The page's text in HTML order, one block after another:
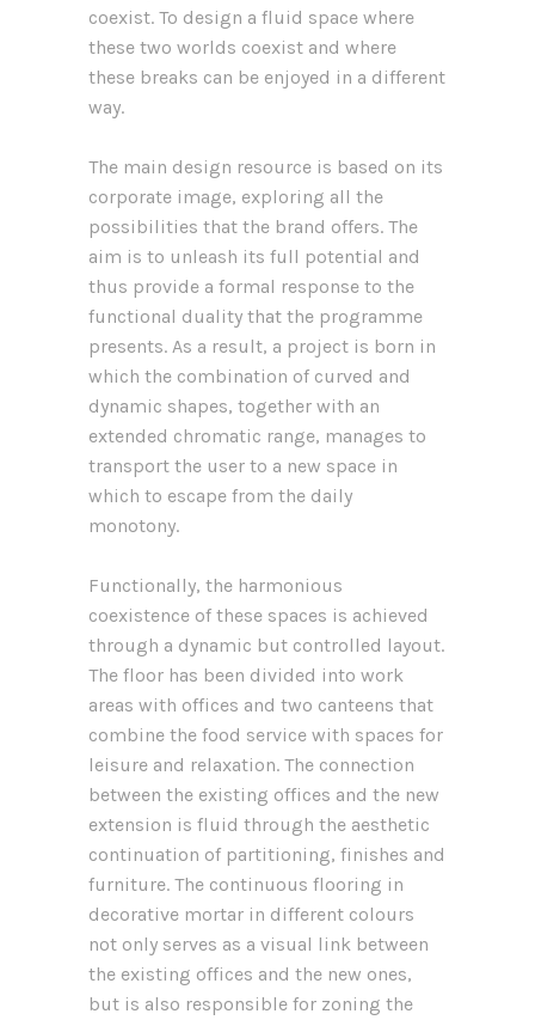
coexist. To design a fluid space where
these two worlds coexist and where
these breaks can be enjoyed in a different
way.
The main design resource is based on its
corporate image, exploring all the
possibilities that the brand offers. The
aim is to unleash its full potential and
thus provide a formal response to the
functional duality that the programme
presents. As a result, a project is born in
which the combination of curved and
dynamic shapes, together with an
extended chromatic range, manages to
transport the user to a new space in
which to escape from the daily
monotony.
Functionally, the harmonious
coexistence of these spaces is achieved
through a dynamic but controlled layout.
The floor has been divided into work
areas with offices and two canteens that
combine the food service with spaces for
leisure and relaxation. The connection
between the existing offices and the new
extension is fluid through the aesthetic
continuation of partitioning, finishes and
furniture. The continuous flooring in
decorative mortar in different colours
not only serves as a visual link between
the existing offices and the new ones,
but is also responsible for zoning the